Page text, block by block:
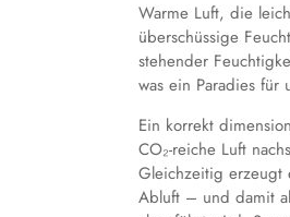
Warme Luft, die
überschüssige
stehender
was ein Paradies für
Ein korrekt
CO₂-reiche Luft
Gleichzeitig erzeugt
Abluft – und damit